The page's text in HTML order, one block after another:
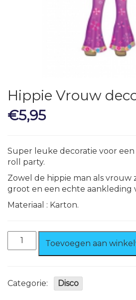
Hippie Vrouw
€5,95
Super leuke decoratie voor een
roll party.
Zowel de hippie man als vrouw
groot en een echte aankleding
Materiaal : Karton.
Hippie
cm
aantal
Toevoegen aan
Categorie: Disco